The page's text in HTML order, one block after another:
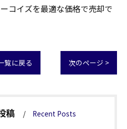
コイズを最適な価格で売却で
覧に戻る 次のページ >
稿 Recent Posts